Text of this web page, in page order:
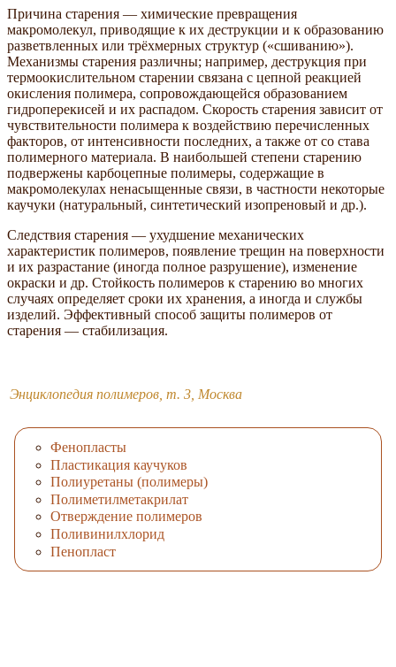
Причина старения — химические превращения
макромолекул, приводящие к их деструкции и к образованию
разветвленных или трёхмерных структур («сшиванию»).
Механизмы старения различны; например, деструкция при
термоокислительном старении связана с цепной реакцией
окисления полимера, сопровождающейся образованием
гидроперекисей и их распадом. Скорость старения зависит от
чувствительности полимера к воздействию перечисленных
факторов, от интенсивности последних, а также от со става
полимерного материала. В наибольшей степени старению
подвержены карбоцепные полимеры, содержащие в
макромолекулах ненасыщенные связи, в частности некоторые
каучуки (натуральный, синтетический изопреновый и др.).
Следствия старения — ухудшение механических
характеристик полимеров, появление трещин на поверхности
и их разрастание (иногда полное разрушение), изменение
окраски и др. Стойкость полимеров к старению во многих
случаях определяет сроки их хранения, а иногда и службы
изделий. Эффективный способ защиты полимеров от
старения — стабилизация.
Энциклопедия полимеров, т. 3, Москва
Фенопласты
Пластикация каучуков
Полиуретаны (полимеры)
Полиметилметакрилат
Отверждение полимеров
Поливинилхлорид
Пенопласт